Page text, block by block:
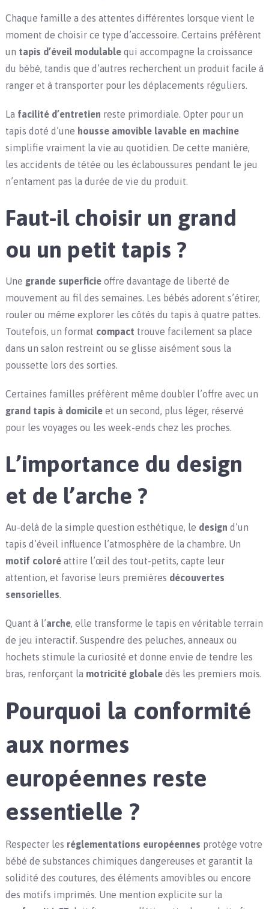
Chaque famille a des attentes différentes lorsque vient le
moment de choisir ce type d’accessoire. Certains préfèrent
un tapis d’éveil modulablequi accompagne la croissance
du bébé, tandis que d’autres recherchent un produit facile à
ranger et à transporter pour les déplacements réguliers.
La facilité d’entretien reste primordiale. Opter pour un
tapis doté d’une housse amovible lavable en machine
simplifie vraiment la vie au quotidien. De cette manière,
les accidents de tétée ou les éclaboussures pendant le jeu
n’entament pas la durée de vie du produit.
Faut-il choisir un grand
ou un petit tapis ?
Une grande superficieoffre davantage de liberté de
mouvement au fil des semaines. Les bébés adorent s’étirer,
rouler ou même explorer les côtés du tapis à quatre pattes.
Toutefois, un format compact trouve facilement sa place
dans un salon restreint ou se glisse aisément sous la
poussette lors des sorties.
Certaines familles préfèrent même doubler l’offre avec un
grand tapis à domicileet un second, plus léger, réservé
pour les voyages ou les week-ends chez les proches.
L’importance du design
et de l’arche ?
Au-delà de la simple question esthétique, le design d’un
tapis d’éveil influence l’atmosphère de la chambre. Un
motif coloréattire l’œil des tout-petits, capte leur
attention, et favorise leurs premières découvertes
sensorielles.
Quant à l’arche, elle transforme le tapis en véritable terrain
de jeu interactif. Suspendre des peluches, anneaux ou
hochets stimule la curiosité et donne envie de tendre les
bras, renforçant la motricité globaledès les premiers mois.
Pourquoi la conformité
aux normes
européennes reste
essentielle ?
Respecter les réglementations européennes protège votre
bébé de substances chimiques dangereuses et garantit la
solidité des coutures, des éléments amovibles ou encore
des motifs imprimés. Une mention explicite sur la